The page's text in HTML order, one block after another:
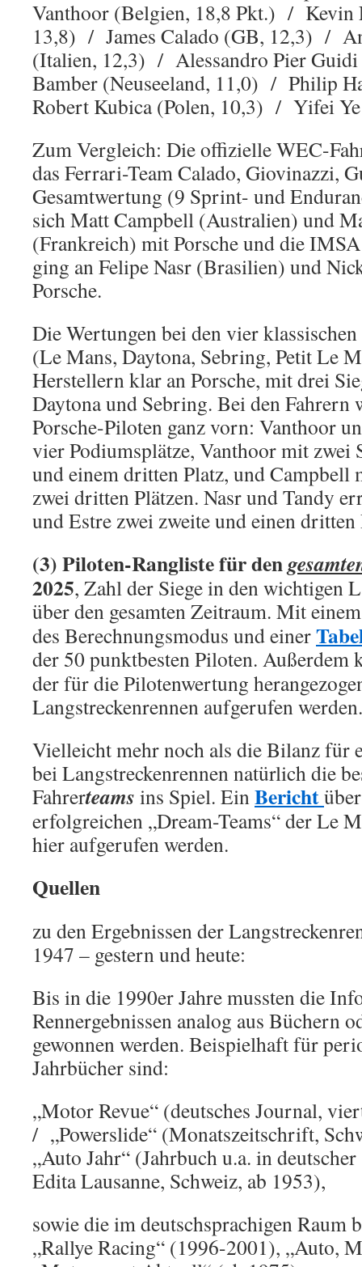
Vanthoor (Belgien, 18,8 Pkt.) / Kevin
13,8) / James Calado (GB, 12,3) /
(Italien, 12,3) / Alessandro Pier
Bamber (Neuseeland, 11,0) / Philip
Robert Kubica (Polen, 10,3) / Yifei
Zum Vergleich: Die offizielle WEC-
das Ferrari-Team Calado, Giovinazzi,
Gesamtwertung (9 Sprint- und
sich Matt Campbell (Australien) und
(Frankreich) mit Porsche und die
ging an Felipe Nasr (Brasilien) und
Porsche.
Die Wertungen bei den vier
(Le Mans, Daytona, Sebring, Petit Le
Herstellern klar an Porsche, mit drei
Daytona und Sebring. Bei den Fahrern
Porsche-Piloten ganz vorn: Vanthoor
vier Podiumsplätze, Vanthoor mit zwei
und einem dritten Platz, und Campbell
zwei dritten Plätzen. Nasr und Tandy
und Estre zwei zweite und einen dritten
(3)Piloten-Rangliste für den
2025, Zahl der Siege in den wichtigen
über den gesamten Zeitraum. Mit
des Berechnungsmodus und einer
der 50 punktbesten Piloten. Außerdem
der für die Pilotenwertung
Langstreckenrennen aufgerufen werden.
Vielleicht mehr noch als die Bilanz für
bei Langstreckenrennen natürlich die
Fahrerteams ins Spiel. EinBericht
erfolgreichen „Dream-Teams“ der Le
hier aufgerufen werden.
Quellen
zu den Ergebnissen der
1947 – gestern und heute:
Bis in die 1990er Jahre mussten die
Rennergebnissen analog aus Büchern
gewonnen werden. Beispielhaft für
Jahrbücher sind:
„Motor Revue“ (deutsches Journal,
/ „Powerslide“ (Monatszeitschrift,
„Auto Jahr“ (Jahrbuch u.a. in
Edita Lausanne, Schweiz, ab 1953),
sowie die im deutschsprachigen Raum
„Rallye Racing“ (1996-2001), „Auto,